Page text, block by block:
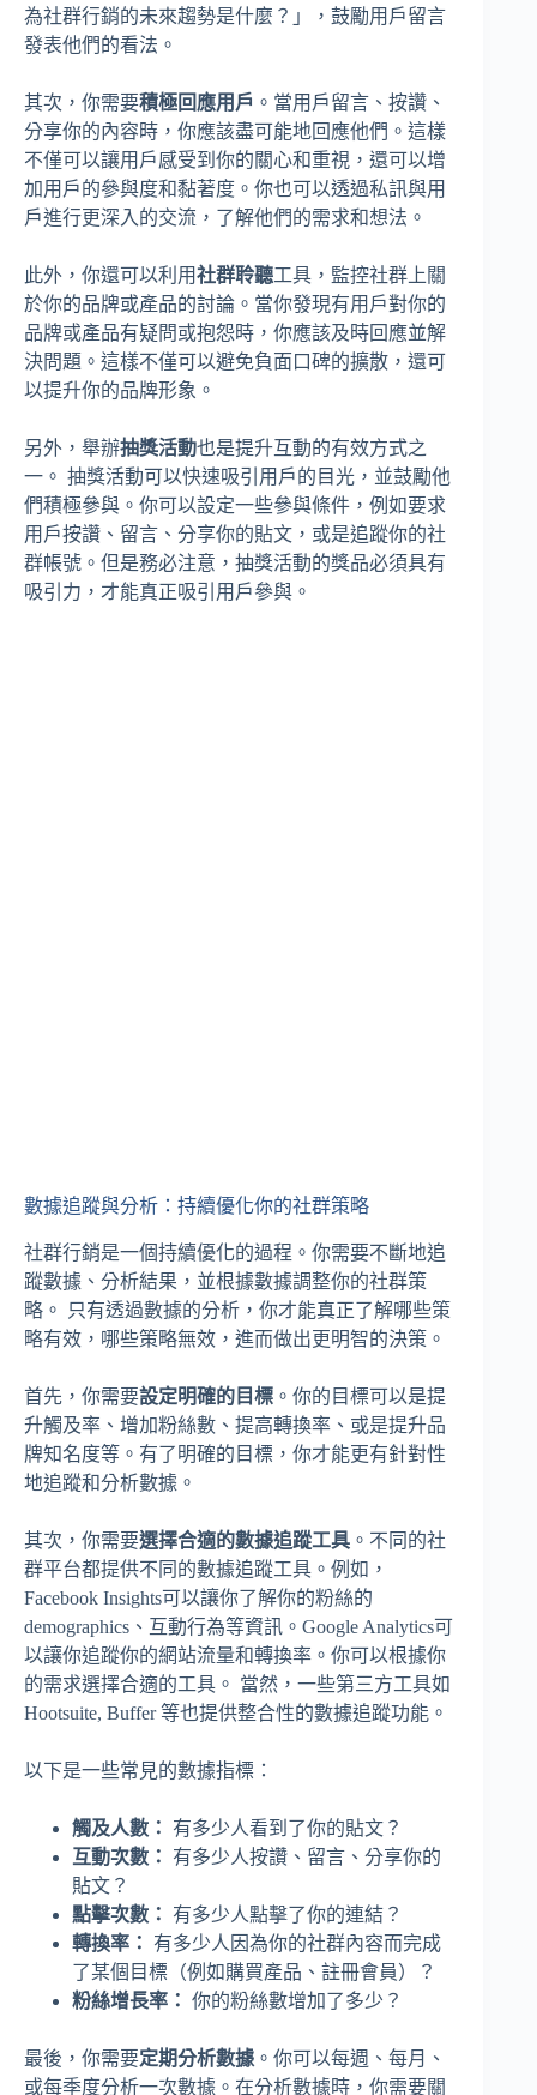
為社群行銷的未來趨勢是什麼？」，鼓勵用戶留言
發表他們的看法。
其次，你需要積極回應用戶 。當用戶留言、按讚、
分享你的內容時，你應該盡可能地回應他們。這樣
不僅可以讓用戶感受到你的關心和重視，還可以增
加用戶的參與度和黏著度。你也可以透過私訊與用
戶進行更深入的交流，了解他們的需求和想法。
此外，你還可以利用社群聆聽工具，監控社群上關
於你的品牌或產品的討論。當你發現有用戶對你的
品牌或產品有疑問或抱怨時，你應該及時回應並解
決問題。這樣不僅可以避免負面口碑的擴散，還可
以提升你的品牌形象。
另外，舉辦抽獎活動也是提升互動的有效方式之
一。 抽獎活動可以快速吸引用戶的目光，並鼓勵他
們積極參與。你可以設定一些參與條件，例如要求
用戶按讚、留言、分享你的貼文，或是追蹤你的社
群帳號。但是務必注意，抽獎活動的獎品必須具有
吸引力，才能真正吸引用戶參與。
數據追蹤與分析：持續優化你的社群策略
社群行銷是一個持續優化的過程。你需要不斷地追
蹤數據、分析結果，並根據數據調整你的社群策
略。 只有透過數據的分析，你才能真正了解哪些策
略有效，哪些策略無效，進而做出更明智的決策。
首先，你需要設定明確的目標 。你的目標可以是提
升觸及率、增加粉絲數、提高轉換率、或是提升品
牌知名度等。有了明確的目標，你才能更有針對性
地追蹤和分析數據。
其次，你需要選擇合適的數據追蹤工具 。不同的社
群平台都提供不同的數據追蹤工具。例如，
Facebook Insights可以讓你了解你的粉絲的
demographics、互動行為等資訊。Google Analytics可
以讓你追蹤你的網站流量和轉換率。你可以根據你
的需求選擇合適的工具。 當然，一些第三方工具如
Hootsuite, Buffer 等也提供整合性的數據追蹤功能。
以下是一些常見的數據指標：
觸及人數：
有多少人看到了你的貼文？
互動次數：
有多少人按讚、留言、分享你的
貼文？
點擊次數：
有多少人點擊了你的連結？
轉換率：
有多少人因為你的社群內容而完成
了某個目標（例如購買產品、註冊會員）？
粉絲增長率： 你的粉絲數增加了多少？
最後，你需要定期分析數據 。你可以每週、每月、
或每季度分析一次數據。在分析數據時，你需要關